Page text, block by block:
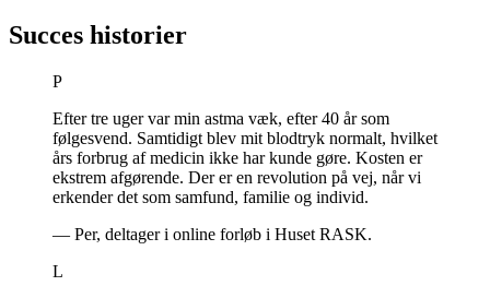
Succes historier
P
Efter tre uger var min astma væk, efter 40 år som
følgesvend. Samtidigt blev mit blodtryk normalt, hvilket
års forbrug af medicin ikke har kunde gøre. Kosten er
ekstrem afgørende. Der er en revolution på vej, når vi
erkender det som samfund, familie og individ.
— Per, deltager i online forløb i Huset RASK.
L